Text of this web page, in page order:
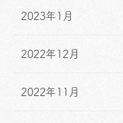
2023年1月
2022年12月
2022年11月